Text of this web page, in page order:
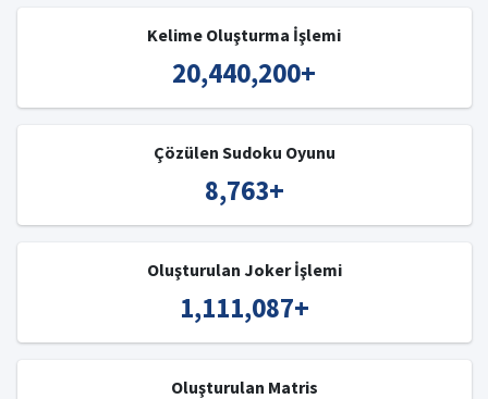
Kelime Oluşturma İşlemi
20,440,200+
Çözülen Sudoku Oyunu
8,763+
Oluşturulan Joker İşlemi
1,111,087+
Oluşturulan Matris